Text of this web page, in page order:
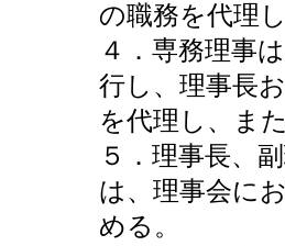
の職務を代理
４．専務理事
行し、理事長
を代理し、ま
５．理事長、
は、理事会に
める。